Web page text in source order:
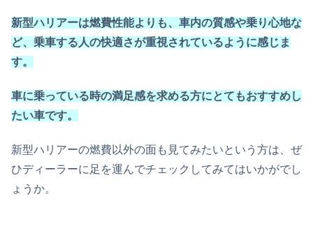
新型ハリアーは燃費性能よりも、車内の質感や乗り心地な
ど、乗車する人の快適さが重視されているように感じま
す。
車に乗っている時の満足感を求める方にとてもおすすめし
たい車です。
新型ハリアーの燃費以外の面も見てみたいという方は、ぜ
ひディーラーに足を運んでチェックしてみてはいかがでし
ょうか。